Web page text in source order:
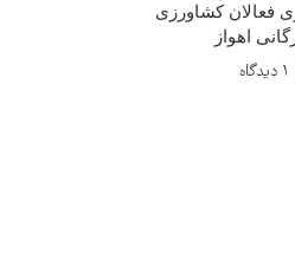
فعالان کشاورزی
اهواز
۱ دیدگاه